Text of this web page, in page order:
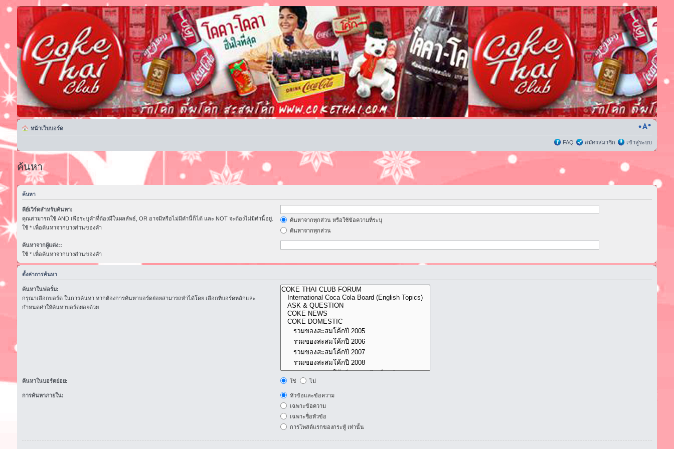
หน้าเว็บบอร์ด
FAQ สมัครสมาชิก เข้าสู่ระบบ
ค้นหา
ค้นหา
คีย์เวิร์ดสำหรับค้นหา:
คุณสามารถใช้ AND เพื่อระบุคำที่ต้องมีในผลลัพธ์, OR อาจมีหรือไม่มีคำนี้ก็ได้ และ NOT จะต้องไม่มีคำนี้อยู่.
ใช้ * เพื่อค้นหาจากบางส่วนของคำ
ค้นหาจากทุกส่วน หรือใช้ข้อความที่ระบุ
ค้นหาจากทุกส่วน
ค้นหาจากผู้แต่ง::
ใช้ * เพื่อค้นหาจากบางส่วนของคำ
ตั้งค่าการค้นหา
ค้นหาในฟอรั่ม:
กรุณาเลือกบอร์ด ในการค้นหา หากต้องการค้นหาบอร์ดย่อยสามารถทำได้โดย เลือกที่บอร์ดหลักและ
กำหนดค่าให้ค้นหาบอร์ดย่อยด้วย
ค้นหาในบอร์ดย่อย: ใช่ ไม่
การค้นหาภายใน:
หัวข้อและข้อความ
เฉพาะข้อความ
เฉพาะชื่อหัวข้อ
การโพสต์แรกของกระทู้ เท่านั้น